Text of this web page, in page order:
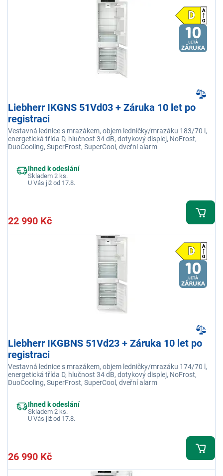
Liebherr IKGNS 51Vd03 + Záruka 10 let po
registraci
Vestavná lednice s mrazákem, objem ledničky/mrazáku 183/70 l,
energetická třída D, hlučnost 34 dB, dotykový displej, NoFrost,
DuoCooling, SuperFrost, SuperCool, dveřní alarm
Ihned k odeslání
Skladem 2 ks.
U Vás již od 17.8.
22 990 Kč
Liebherr IKGBNS 51Vd23 + Záruka 10 let po
registraci
Vestavná lednice s mrazákem, objem ledničky/mrazáku 174/70 l,
energetická třída D, hlučnost 34 dB, dotykový displej, NoFrost,
DuoCooling, SuperFrost, SuperCool, dveřní alarm
Ihned k odeslání
Skladem 2 ks.
U Vás již od 17.8.
26 990 Kč